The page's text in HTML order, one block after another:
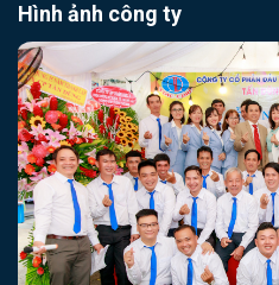
Hình ảnh công ty